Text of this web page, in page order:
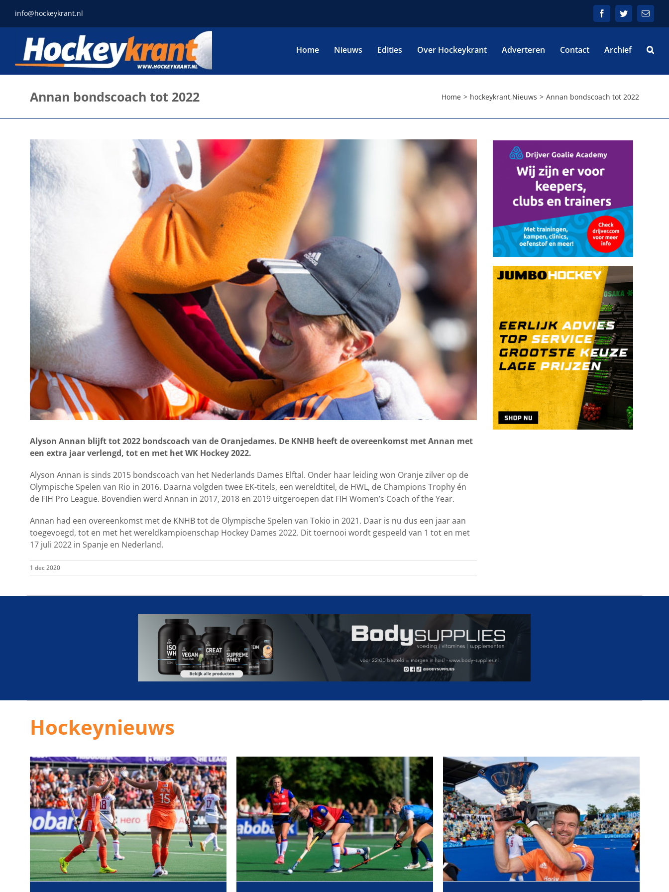
naar
inhoud
info@hockeykrant.nl FacebookTwitterE-
mail
Home Nieuws Edities Over Hockeykrant Adverteren Contact Archief
Annan bondscoach tot 2022 Home hockeykrant,Nieuws Annan bondscoach tot 2022
Alyson Annan blijft tot 2022 bondscoach van de Oranjedames. De KNHB heeft de overeenkomst met Annan met
een extra jaar verlengd, tot en met het WK Hockey 2022.
Alyson Annan is sinds 2015 bondscoach van het Nederlands Dames Elftal. Onder haar leiding won Oranje zilver op de
Olympische Spelen van Rio in 2016. Daarna volgden twee EK-titels, een wereldtitel, de HWL, de Champions Trophy én
de FIH Pro League. Bovendien werd Annan in 2017, 2018 en 2019 uitgeroepen dat FIH Women’s Coach of the Year.
Annan had een overeenkomst met de KNHB tot de Olympische Spelen van Tokio in 2021. Daar is nu dus een jaar aan
toegevoegd, tot en met het wereldkampioenschap Hockey Dames 2022. Dit toernooi wordt gespeeld van 1 tot en met
17 juli 2022 in Spanje en Nederland.
1 dec 2020
Hockeynieuws